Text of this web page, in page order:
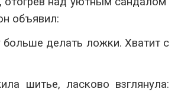
объявил:
делать ложки. Хватит с
шитье, ласково взглянула: